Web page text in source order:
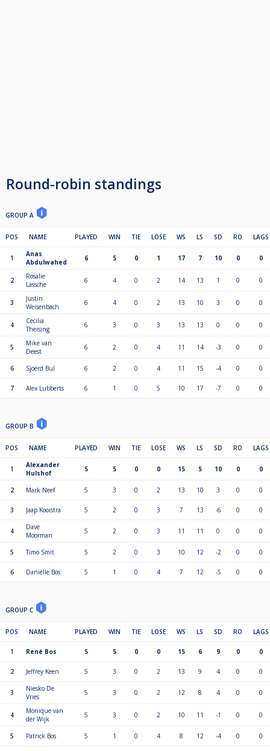
Round-robin standings
GROUP A
POS NAME PLAYED WIN TIE LOSE WS LS SD RO LAGS
1
Anas
Abdulwahed
6 5 0 1 17 7 10 0 0
2
Rosalie
Lassche
6 4 0 2 14 13 1 0 0
3
Justin
Weisenbach
6 4 0 2 13 10 3 0 0
4
Cecilia
Theising
6 3 0 3 13 13 0 0 0
5
Mike van
Deest
6 2 0 4 11 14 -3 0 0
6 Sjoerd Bul 6 2 0 4 11 15 -4 0 0
7 Alex Lubberts 6 1 0 5 10 17 -7 0 0
GROUP B
POS NAME PLAYED WIN TIE LOSE WS LS SD RO LAGS
1
Alexander
Hulshof
5 5 0 0 15 5 10 0 0
2 Mark Neef 5 3 0 2 13 10 3 0 0
3 Jaap Kooistra 5 2 0 3 7 13 -6 0 0
4
Dave
Moorman
5 2 0 3 11 11 0 0 0
5 Timo Smit 5 2 0 3 10 12 -2 0 0
6 Daniëlle Bos 5 1 0 4 7 12 -5 0 0
GROUP C
POS NAME PLAYED WIN TIE LOSE WS LS SD RO LAGS
1 René Bos 5 5 0 0 15 6 9 0 0
2 Jeffrey Keen 5 3 0 2 13 9 4 0 0
3
Niesko De
Vries
5 3 0 2 12 8 4 0 0
4
Monique van
der Wijk
5 3 0 2 10 11 -1 0 0
5 Patrick Bos 5 1 0 4 8 12 -4 0 0